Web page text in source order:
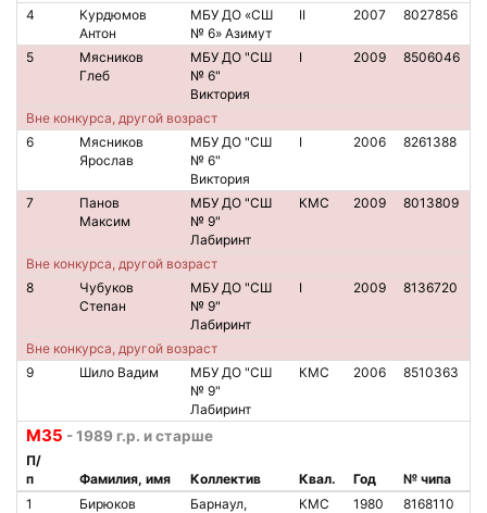
4
Курдюмов
Антон
МБУ ДО «СШ
№ 6» Азимут
II 2007 8027856
5
Мясников
Глеб
МБУ ДО "СШ
№ 6"
Виктория
I 2009 8506046
Вне конкурса, другой возраст
6
Мясников
Ярослав
МБУ ДО "СШ
№ 6"
Виктория
I 2006 8261388
7
Панов
Максим
МБУ ДО "СШ
№ 9"
Лабиринт
КМС 2009 8013809
Вне конкурса, другой возраст
8
Чубуков
Степан
МБУ ДО "СШ
№ 9"
Лабиринт
I 2009 8136720
Вне конкурса, другой возраст
9
Шило Вадим
МБУ ДО "СШ
№ 9"
Лабиринт
КМС 2006 8510363
М35 - 1989 г.р. и старше
П/
п
Фамилия, имя Коллектив Квал. Год
№ чипа
1
Бирюков
Барнаул,
КМС 1980 8168110